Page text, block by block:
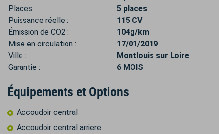
Places :
5 places
Puissance réelle :
115 CV
Émission de CO2 :
104g/km
Mise en circulation :
17/01/2019
Ville :
Montlouis sur Loire
Garantie :
6 MOIS
Équipements et Options
Accoudoir central
Accoudoir central arriere